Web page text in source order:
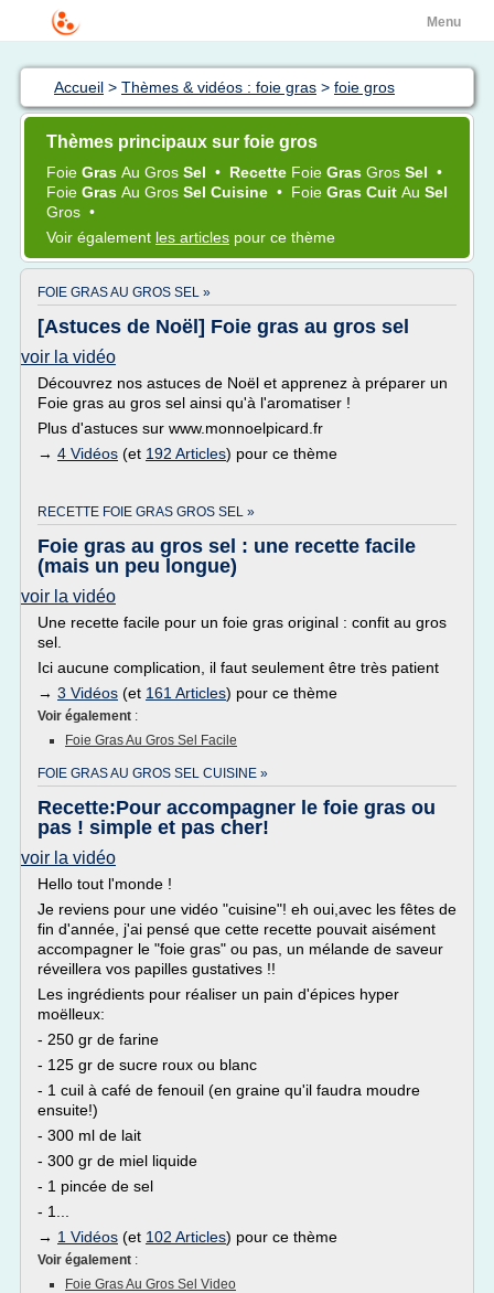
Menu
Accueil > Thèmes & vidéos : foie gras > foie gros
Thèmes principaux sur foie gros
Foie Gras Au Gros Sel • Recette Foie Gras Gros Sel •
Foie Gras Au Gros Sel Cuisine • Foie Gras Cuit Au Sel
Gros •
Voir également les articles pour ce thème
FOIE GRAS AU GROS SEL »
[Astuces de Noël] Foie gras au gros sel
voir la vidéo
Découvrez nos astuces de Noël et apprenez à préparer un
Foie gras au gros sel ainsi qu'à l'aromatiser !
Plus d'astuces sur www.monnoelpicard.fr
→ 4 Vidéos (et 192 Articles) pour ce thème
RECETTE FOIE GRAS GROS SEL »
Foie gras au gros sel : une recette facile
(mais un peu longue)
voir la vidéo
Une recette facile pour un foie gras original : confit au gros
sel.
Ici aucune complication, il faut seulement être très patient
→ 3 Vidéos (et 161 Articles) pour ce thème
Voir également :
Foie Gras Au Gros Sel Facile
FOIE GRAS AU GROS SEL CUISINE »
Recette:Pour accompagner le foie gras ou
pas ! simple et pas cher!
voir la vidéo
Hello tout l'monde !
Je reviens pour une vidéo "cuisine"! eh oui,avec les fêtes de
fin d'année, j'ai pensé que cette recette pouvait aisément
accompagner le "foie gras" ou pas, un mélande de saveur
réveillera vos papilles gustatives !!
Les ingrédients pour réaliser un pain d'épices hyper
moëlleux:
- 250 gr de farine
- 125 gr de sucre roux ou blanc
- 1 cuil à café de fenouil (en graine qu'il faudra moudre
ensuite!)
- 300 ml de lait
- 300 gr de miel liquide
- 1 pincée de sel
- 1...
→ 1 Vidéos (et 102 Articles) pour ce thème
Voir également :
Foie Gras Au Gros Sel Video